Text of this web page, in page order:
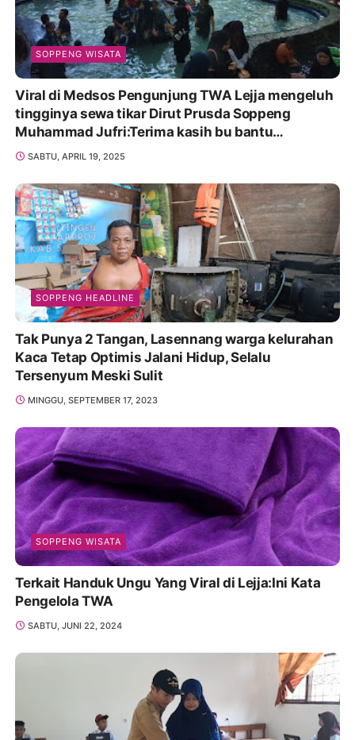
SOPPENG WISATA
Viral di Medsos Pengunjung TWA Lejja mengeluh
tingginya sewa tikar Dirut Prusda Soppeng
Muhammad Jufri:Terima kasih bu bantu
Promosikan
SABTU, APRIL 19, 2025
SOPPENG HEADLINE
Tak Punya 2 Tangan, Lasennang warga kelurahan
Kaca Tetap Optimis Jalani Hidup, Selalu
Tersenyum Meski Sulit
MINGGU, SEPTEMBER 17, 2023
SOPPENG WISATA
Terkait Handuk Ungu Yang Viral di Lejja:Ini Kata
Pengelola TWA
SABTU, JUNI 22, 2024